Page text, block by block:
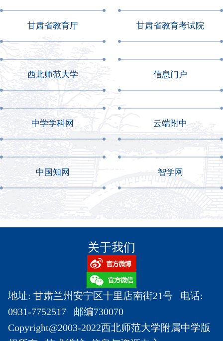
甘肃省教育厅 甘肃省教育考试院
西北师范大学 信息门户
中学学科网 云端附中
中国知网 智学网
关于我们
地址: 甘肃兰州安宁区十里店南街21号 电话:
0931-7752517 邮编730070
Copyright@2003-2022西北师范大学附属中学版